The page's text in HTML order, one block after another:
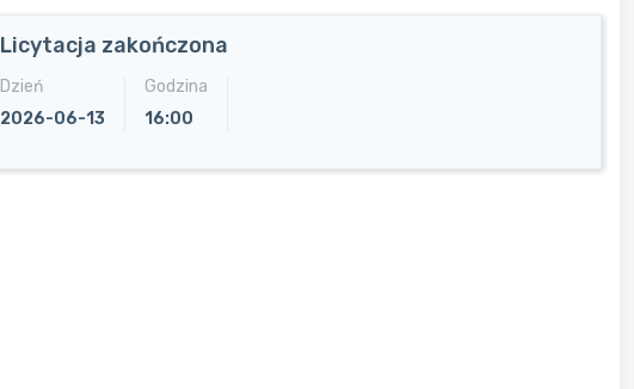
Licytacja zakończona
Dzień
2026-06-13
Godzina
16:00